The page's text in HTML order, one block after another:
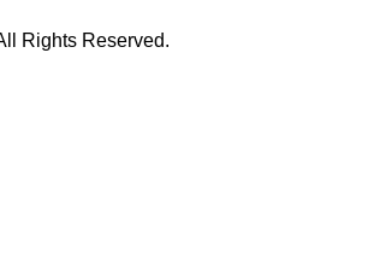
Rights Reserved.